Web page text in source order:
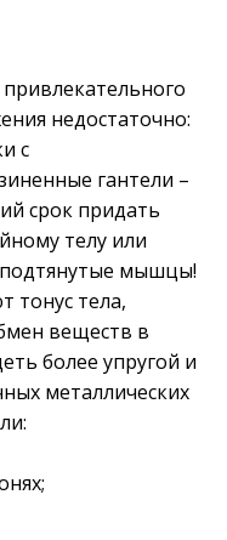
недостаточно:
с
гантели –
срок придать
телу или
мышцы!
тонус тела,
веществ в
более упругой и
металлических